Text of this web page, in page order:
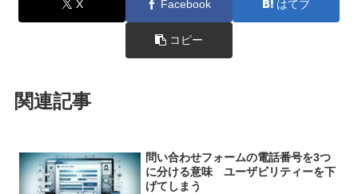
X Facebook はてブ
コピー
関連記事
問い合わせフォームの電話番号を3つ
に分ける意味 ユーザビリティーを下
げてしまう